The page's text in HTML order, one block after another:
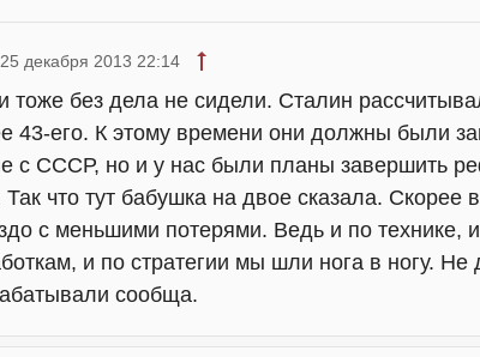
25 декабря 2013 22:14
тоже без дела не сидели. Сталин
43-его. К этому времени они должны были
с СССР, но и у нас были планы завершить
Так что тут бабушка на двое сказала.
с меньшими потерями. Ведь и по технике,
и по стратегии мы шли нога в ногу. Не
сообща.